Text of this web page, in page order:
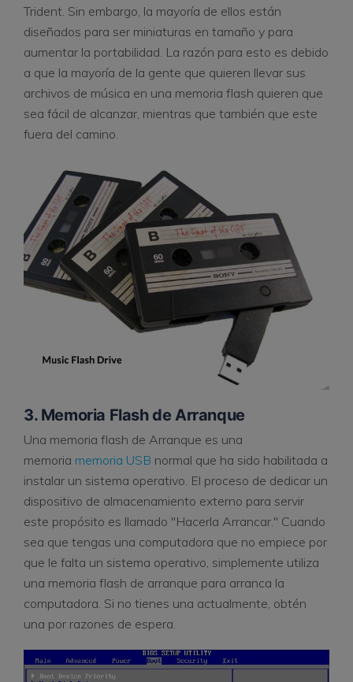
Trident. Sin embargo, la mayoría de ellos están
diseñados para ser miniaturas en tamaño y para
aumentar la portabilidad. La razón para esto es debido
a que la mayoría de la gente que quieren llevar sus
archivos de música en una memoria flash quieren que
sea fácil de alcanzar, mientras que también que este
fuera del camino.
3. Memoria Flash de Arranque
Una memoria flash de Arranque es una
memoria memoria USB normal que ha sido habilitada a
instalar un sistema operativo. El proceso de dedicar un
dispositivo de almacenamiento externo para servir
este propósito es llamado "Hacerla Arrancar." Cuando
sea que tengas una computadora que no empiece por
que le falta un sistema operativo, simplemente utiliza
una memoria flash de arranque para arranca la
computadora. Si no tienes una actualmente, obtén
una por razones de espera.